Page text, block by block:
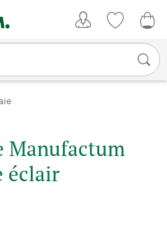
Manufactum
éclair